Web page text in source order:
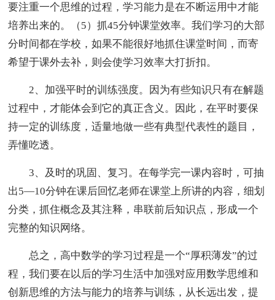
要注重一个思维的过程，学习能力是在不断运用中才能
培养出来的。（5）抓45分钟课堂效率。我们学习的大部
分时间都在学校，如果不能很好地抓住课堂时间，而寄
希望于课外去补，则会使学习效率大打折扣。
2、加强平时的训练强度。因为有些知识只有在解题
过程中，才能体会到它的真正含义。因此，在平时要保
持一定的训练度，适量地做一些有典型代表性的题目，
弄懂吃透。
3、及时的巩固、复习。在每学完一课内容时，可抽
出5—10分钟在课后回忆老师在课堂上所讲的内容，细划
分类，抓住概念及其注释，串联前后知识点，形成一个
完整的知识网络。
总之，高中数学的学习过程是一个“厚积薄发”的过
程，我们要在以后的学习生活中加强对应用数学思维和
创新思维的方法与能力的培养与训练，从长远出发，提